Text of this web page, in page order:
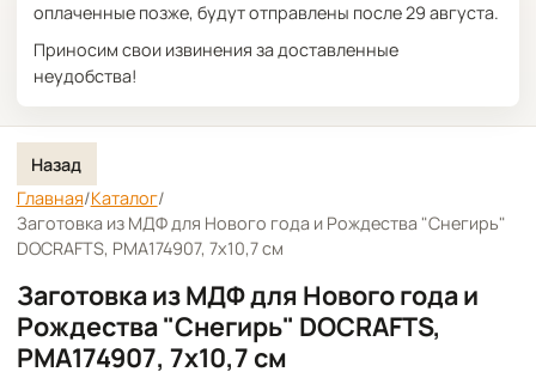
оплаченные позже, будут отправлены после 29 августа.
Приносим свои извинения за доставленные
неудобства!
Назад
Главная/Каталог/
Заготовка из МДФ для Нового года и Рождества "Снегирь"
DOCRAFTS, PMA174907, 7х10,7 см
Заготовка из МДФ для Нового года и
Рождества "Снегирь" DOCRAFTS,
PMA174907, 7х10,7 см